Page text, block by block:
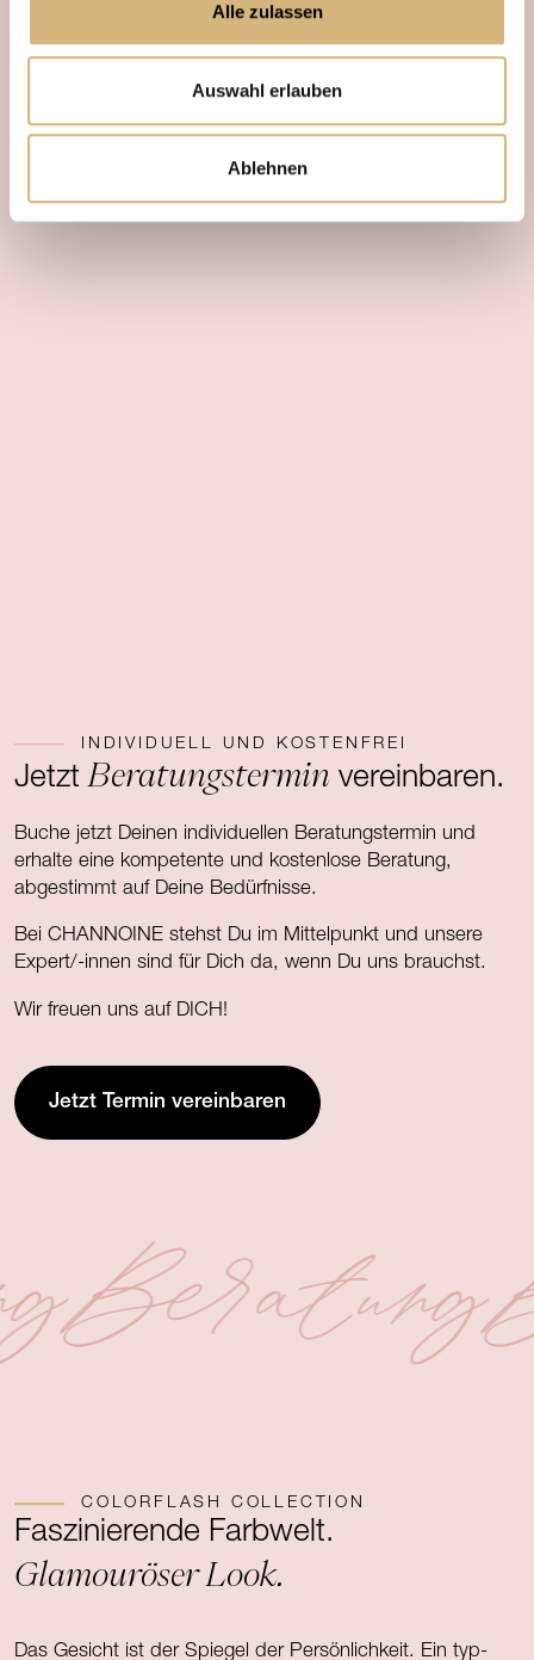
Alle zulassen
Auswahl erlauben
Ablehnen
INDIVIDUELL UND KOSTENFREI
JetztBeratungstermin vereinbaren.
Buche jetzt Deinen individuellen Beratungstermin und
erhalte eine kompetente und kostenlose Beratung,
abgestimmt auf Deine Bedürfnisse.
Bei CHANNOINE stehst Du im Mittelpunkt und unsere
Expert/-innen sind für Dich da, wenn Du uns brauchst.
Wir freuen uns auf DICH!
Jetzt Termin vereinbaren
Beratung
COLORFLASH COLLECTION
Faszinierende Farbwelt.
Glamouröser Look.
Das Gesicht ist der Spiegel der Persönlichkeit. Ein typ-